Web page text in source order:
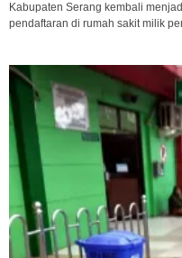
Kabupaten Serang kembali
pendaftaran di rumah sakit milik